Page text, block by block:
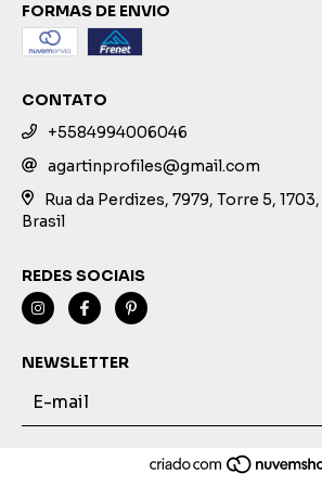
FORMAS DE ENVIO
CONTATO
+5584994006046
agartinprofiles@gmail.com
Rua da Perdizes, 7979, Torre 5,
Brasil
REDES SOCIAIS
NEWSLETTER